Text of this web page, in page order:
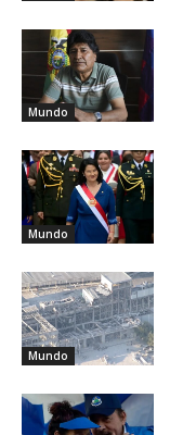
Mundo
Mundo
Mundo